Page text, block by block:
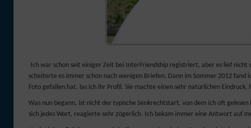
Ich war schon seit einiger Zeit bei InterFriendship registriert, aber es lief nicht
scheiterte es immer schon nach wenigen Briefen. Dann im Sommer 2012
Foto gefallen hat, las ich ihr Profil. Sie machte einen sehr natürlichen
Was nun begann, ist nicht der typische Senkrechtstart, von dem ich oft
sich jedes Wort, reagierte sehr zögerlich. Ich bekam immer eine Antwort auf